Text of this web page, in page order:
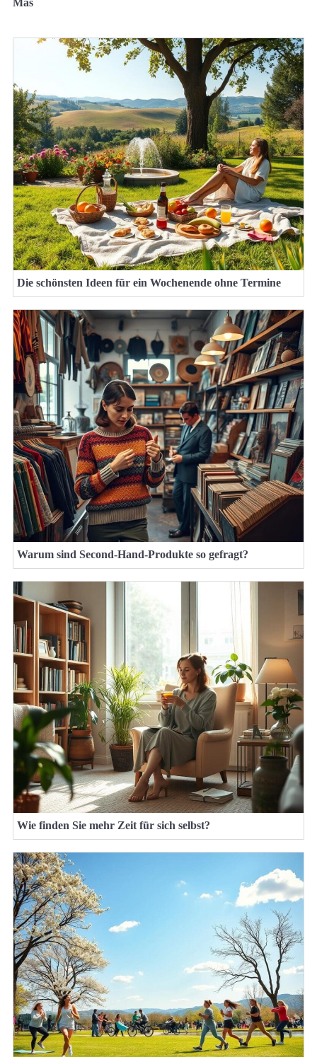
Mas
Die schönsten Ideen für ein Wochenende ohne Termine
Warum sind Second-Hand-Produkte so gefragt?
Wie finden Sie mehr Zeit für sich selbst?